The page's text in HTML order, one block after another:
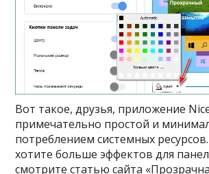
Вот такое, друзья, приложение
примечательно простой и
потреблением системных
хотите больше эффектов для
смотрите статью сайта